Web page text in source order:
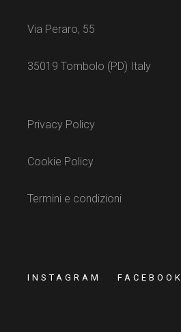
Via Peraro, 55
35019 Tombolo (PD) Italy
Privacy Policy
Cookie Policy
Termini e condizioni
INSTAGRAM FACEBOOK